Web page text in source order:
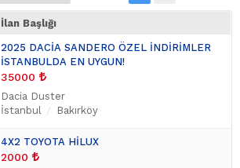
İlan Başlığı
2025 DACİA SANDERO ÖZEL İNDİRİMLER
İSTANBULDA EN UYGUN!
35000
Dacia Duster
İstanbul
Bakırköy
4X2 TOYOTA HİLUX
2000